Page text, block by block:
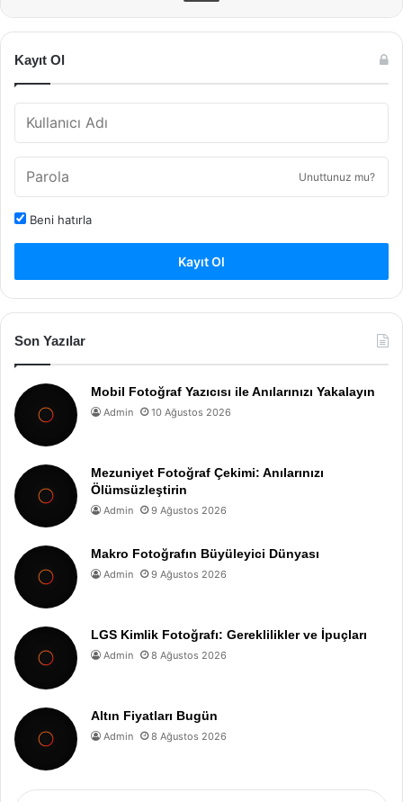
Kayıt Ol
Unuttunuz mu?
Beni hatırla
Kayıt Ol
Son Yazılar
Mobil Fotoğraf Yazıcısı ile Anılarınızı Yakalayın
Admin 10 Ağustos 2026
Mezuniyet Fotoğraf Çekimi: Anılarınızı
Ölümsüzleştirin
Admin 9 Ağustos 2026
Makro Fotoğrafın Büyüleyici Dünyası
Admin 9 Ağustos 2026
LGS Kimlik Fotoğrafı: Gereklilikler ve İpuçları
Admin 8 Ağustos 2026
Altın Fiyatları Bugün
Admin 8 Ağustos 2026